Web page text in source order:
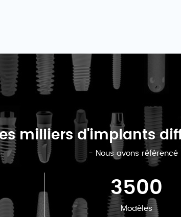
milliers d'implants
- Nous avons référencé
3500
Modèles